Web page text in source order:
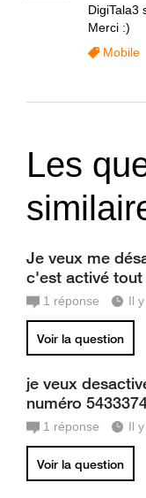
DigiTala3
Merci :)
Mobile
Les
Je veux me
c'est activé tout
1 réponse Il
Voir la question
je veux
numéro
1 réponse Il
Voir la question